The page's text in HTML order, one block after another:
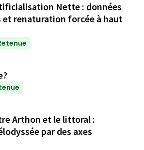
Nette : données
et renaturation forcée à haut
Arthon et le littoral :
par des axes